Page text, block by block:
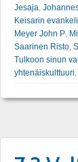
Jesaja
Keisarin
Meyer John P
Saarinen Risto
Tulkoon sinun
yhtenäiskulttuuri